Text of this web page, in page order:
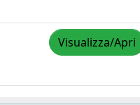
Visualizza/Apri